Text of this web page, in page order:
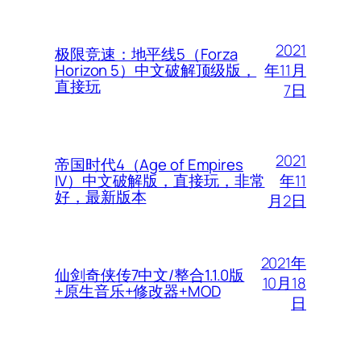
极限竞速：地平线5（Forza
Horizon 5）中文破解顶级版，
直接玩
2021
年11月
7日
帝国时代4（Age of Empires
IV）中文破解版，直接玩，非常
好，最新版本
2021
年11
月2日
仙剑奇侠传7中文/整合1.1.0版
+原生音乐+修改器+MOD
2021年
10月18
日